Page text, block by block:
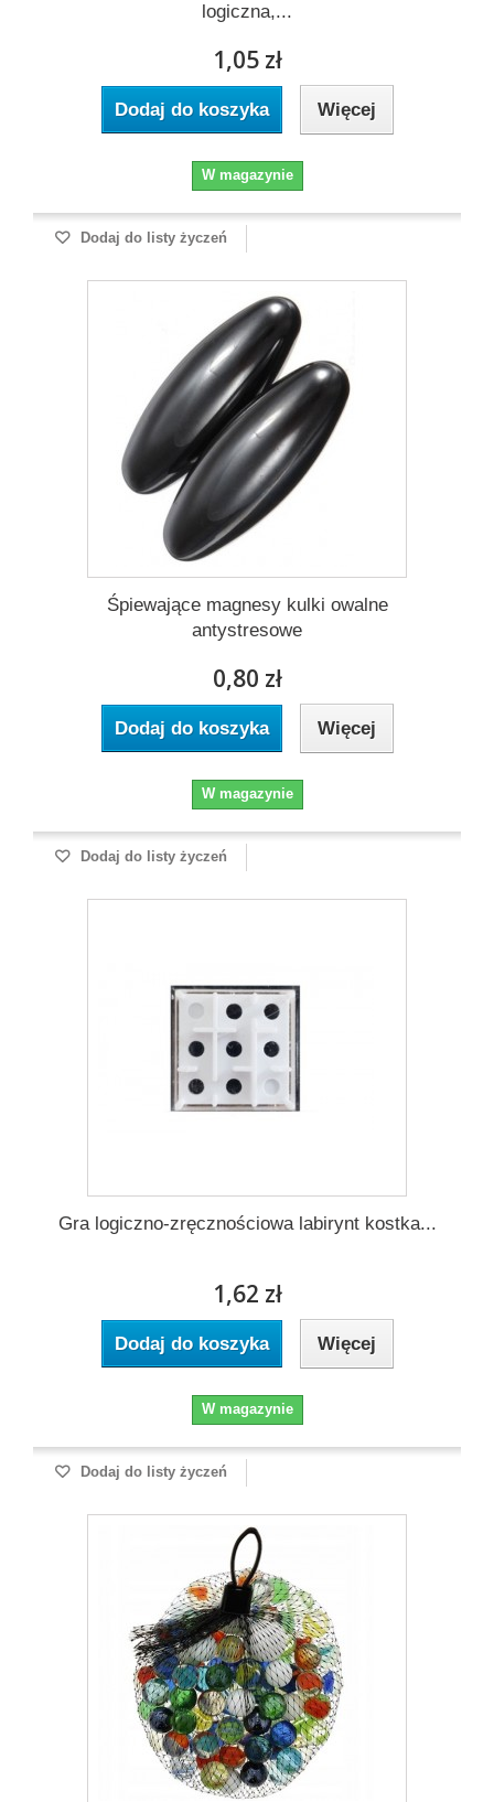
logiczna,...
1,05 zł
Dodaj do koszyka Więcej
W magazynie
Dodaj do listy życzeń
Śpiewające magnesy kulki owalne
antystresowe
0,80 zł
Dodaj do koszyka Więcej
W magazynie
Dodaj do listy życzeń
Gra logiczno-zręcznościowa labirynt kostka...
1,62 zł
Dodaj do koszyka Więcej
W magazynie
Dodaj do listy życzeń